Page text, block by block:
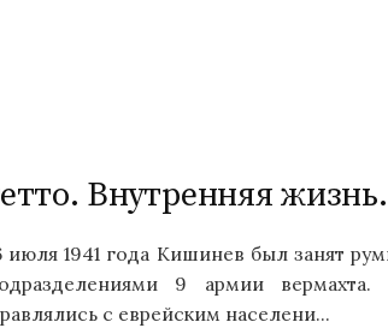
Внутренняя жизнь.
июля 1941 года Кишинев был занят
9 армии
с еврейским населени...